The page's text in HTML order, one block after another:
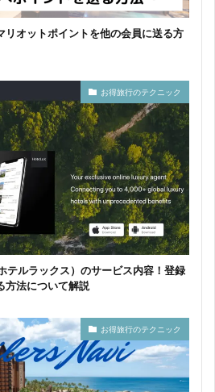
リオットポイントを他の会員に送る方
お得旅行のテクニック
テルラックス）のサービス内容！登録
方法について解説
お得旅行のテクニック